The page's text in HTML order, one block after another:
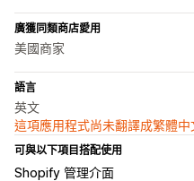
廣獲同類商店愛用
美國商家
語言
英文
這項應用程式尚未翻譯成繁體中
可與以下項目搭配使用
Shopify 管理介面